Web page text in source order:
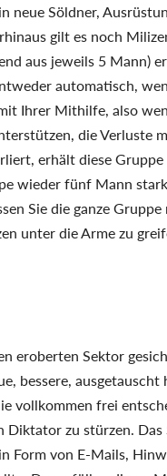
neue Söldner,
gilt es noch
aus jeweils 5 Mann)
automatisch,
Ihrer Mithilfe, also
die Verluste
erhält diese
wieder fünf Mann
Sie die ganze
unter die Arme zu
eroberten Sektor
bessere,
vollkommen frei
Diktator zu stürzen.
Form von E-Mails,